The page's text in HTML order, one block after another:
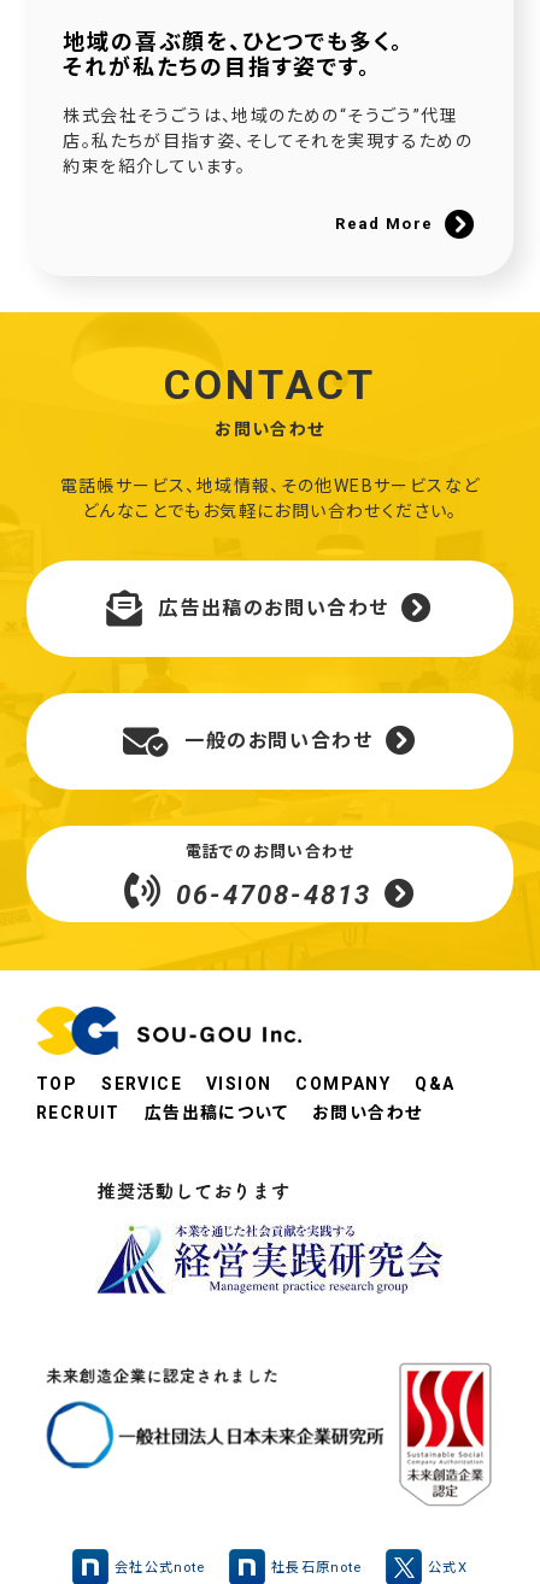
地域の喜ぶ顔を、ひとつでも多く。
それが私たちの目指す姿です。
株式会社そうごうは、地域のための“そうごう”代理
店。私たちが目指す姿、そしてそれを実現するための
約束を紹介しています。
Read More
CONTACT
お問い合わせ
電話帳サービス、地域情報、その他WEBサービスなど
どんなことでもお気軽にお問い合わせください。
広告出稿のお問い合わせ
一般のお問い合わせ
電話でのお問い合わせ
06-4708-4813
TOP SERVICE VISION COMPANY
Q&A
RECRUIT
広告出稿について お問い合わせ
会社公式note 社長石原note 公式X